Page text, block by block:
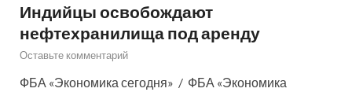
Индийцы освобождают
нефтехранилища под аренду
Оставьте комментарий
ФБА «Экономика сегодня» / ФБА «Экономика